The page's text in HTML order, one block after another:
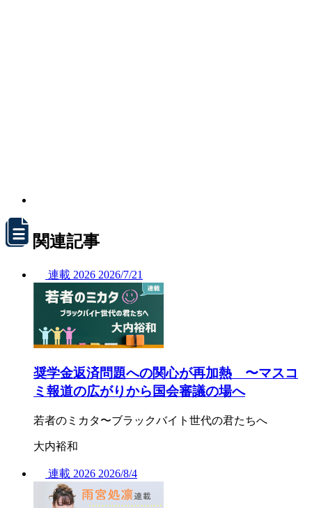
関連記事
連載 2026 2026/7/21
奨学金返済問題への関心が再加熱 〜マスコ
ミ報道の広がりから国会審議の場へ
若者のミカタ〜ブラックバイト世代の君たちへ
大内裕和
連載 2026 2026/8/4